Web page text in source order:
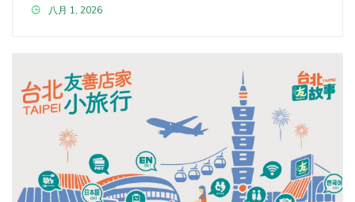
八月 1, 2026